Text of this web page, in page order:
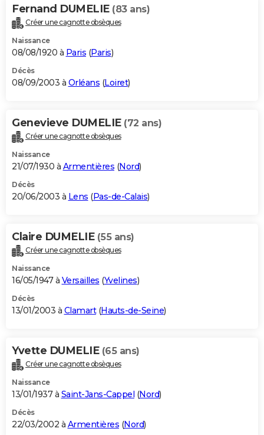
Fernand DUMELIE (83 ans)
Créer une cagnotte obsèques
Naissance
08/08/1920 à Paris (Paris)
Décès
08/09/2003 à Orléans (Loiret)
Genevieve DUMELIE (72 ans)
Créer une cagnotte obsèques
Naissance
21/07/1930 à Armentières (Nord)
Décès
20/06/2003 à Lens (Pas-de-Calais)
Claire DUMELIE (55 ans)
Créer une cagnotte obsèques
Naissance
16/05/1947 à Versailles (Yvelines)
Décès
13/01/2003 à Clamart(Hauts-de-Seine)
Yvette DUMELIE (65 ans)
Créer une cagnotte obsèques
Naissance
13/01/1937 à Saint-Jans-Cappel (Nord)
Décès
22/03/2002 à Armentières (Nord)